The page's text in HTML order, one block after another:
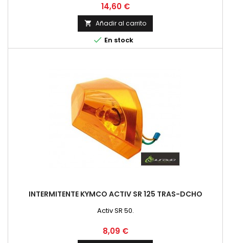
Precio
14,60 €
 Añadir al carrito
 En stock
INTERMITENTE KYMCO ACTIV SR 125 TRAS-DCHO
Activ SR 50.
Precio
8,09 €